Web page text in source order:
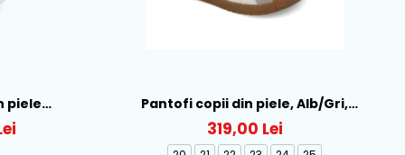
piele
A032
Pantofi copii din piele, Alb/Gri,
Biomecanics - 261126-B695
319,00 Lei